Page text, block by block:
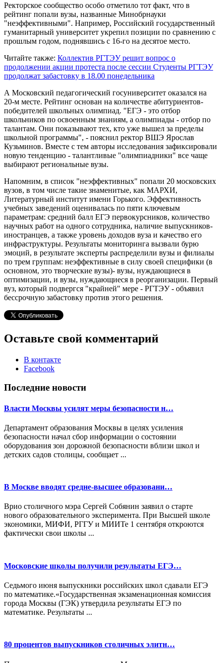
Ректорское сообщество особо отметило тот факт, что в
рейтинг попали вузы, названные Минобрнауки
"неэффективными". Например, Российский государственный
гуманитарный университет укрепил позиции по сравнению с
прошлым годом, поднявшись с 16-го на десятое место.
Читайте также: Коллектив РГТЭУ решит вопрос о
продолжении акции протеста после сессии Студенты РГТЭУ
продолжат забастовку в 18.00 понедельника
А Московский педагогический госуниверситет оказался на
20-м месте. Рейтинг основан на количестве абитуриентов-
победителей школьных олимпиад. "ЕГЭ - это отбор
школьников по освоенным знаниям, а олимпиады - отбор по
талантам. Они показывают тех, кто уже вышел за пределы
школьной программы", - пояснил ректор ВШЭ Ярослав
Кузьминов. Вместе с тем авторы исследования зафиксировали
новую тенденцию - талантливые "олимпиадники" все чаще
выбирают региональные вузы.
Напомним, в список "неэффективных" попали 20 московских
вузов, в том числе такие знаменитые, как МАРХИ,
Литературный институт имени Горького. Эффективность
учебных заведений оценивалась по пяти ключевым
параметрам: средний балл ЕГЭ первокурсников, количество
научных работ на одного сотрудника, наличие выпускников-
иностранцев, а также уровень доходов вуза и качество его
инфраструктуры. Результаты мониторинга вызвали бурю
эмоций, в результате эксперты распределили вузы и филиалы
по трем группам: неэффективные в силу своей специфики (в
основном, это творческие вузы)- вузы, нуждающиеся в
оптимизации, и вузы, нуждающиеся в реорганизации. Первый
вуз, который подвергся "крайней" мере - РГТЭУ - объявил
бессрочную забастовку против этого решения.
Оставьте свой комментарий
В контакте
Facebook
Последние новости
Власти Москвы усилят меры безопасности н…
Департамент образования Москвы в целях усиления
безопасности начал сбор информации о состоянии
оборудования зон дорожной безопасности вблизи школ и
детских садов столицы, сообщает ...
В Москве вводят средне-высшее образовани…
Врио столичного мэра Сергей Собянин заявил о старте
нового образовательного эксперимента. При Высшей школе
экономики, МИФИ, РГГУ и МИИТе 1 сентября откроются
фактически свои школы ...
Московские школы получили результаты ЕГЭ…
Седьмого июня выпускники российских школ сдавали ЕГЭ
по математике.«Государственная экзаменационная комиссия
города Москвы (ГЭК) утвердила результаты ЕГЭ по
математике. Результаты ...
80 процентов выпускников столичных элитн…